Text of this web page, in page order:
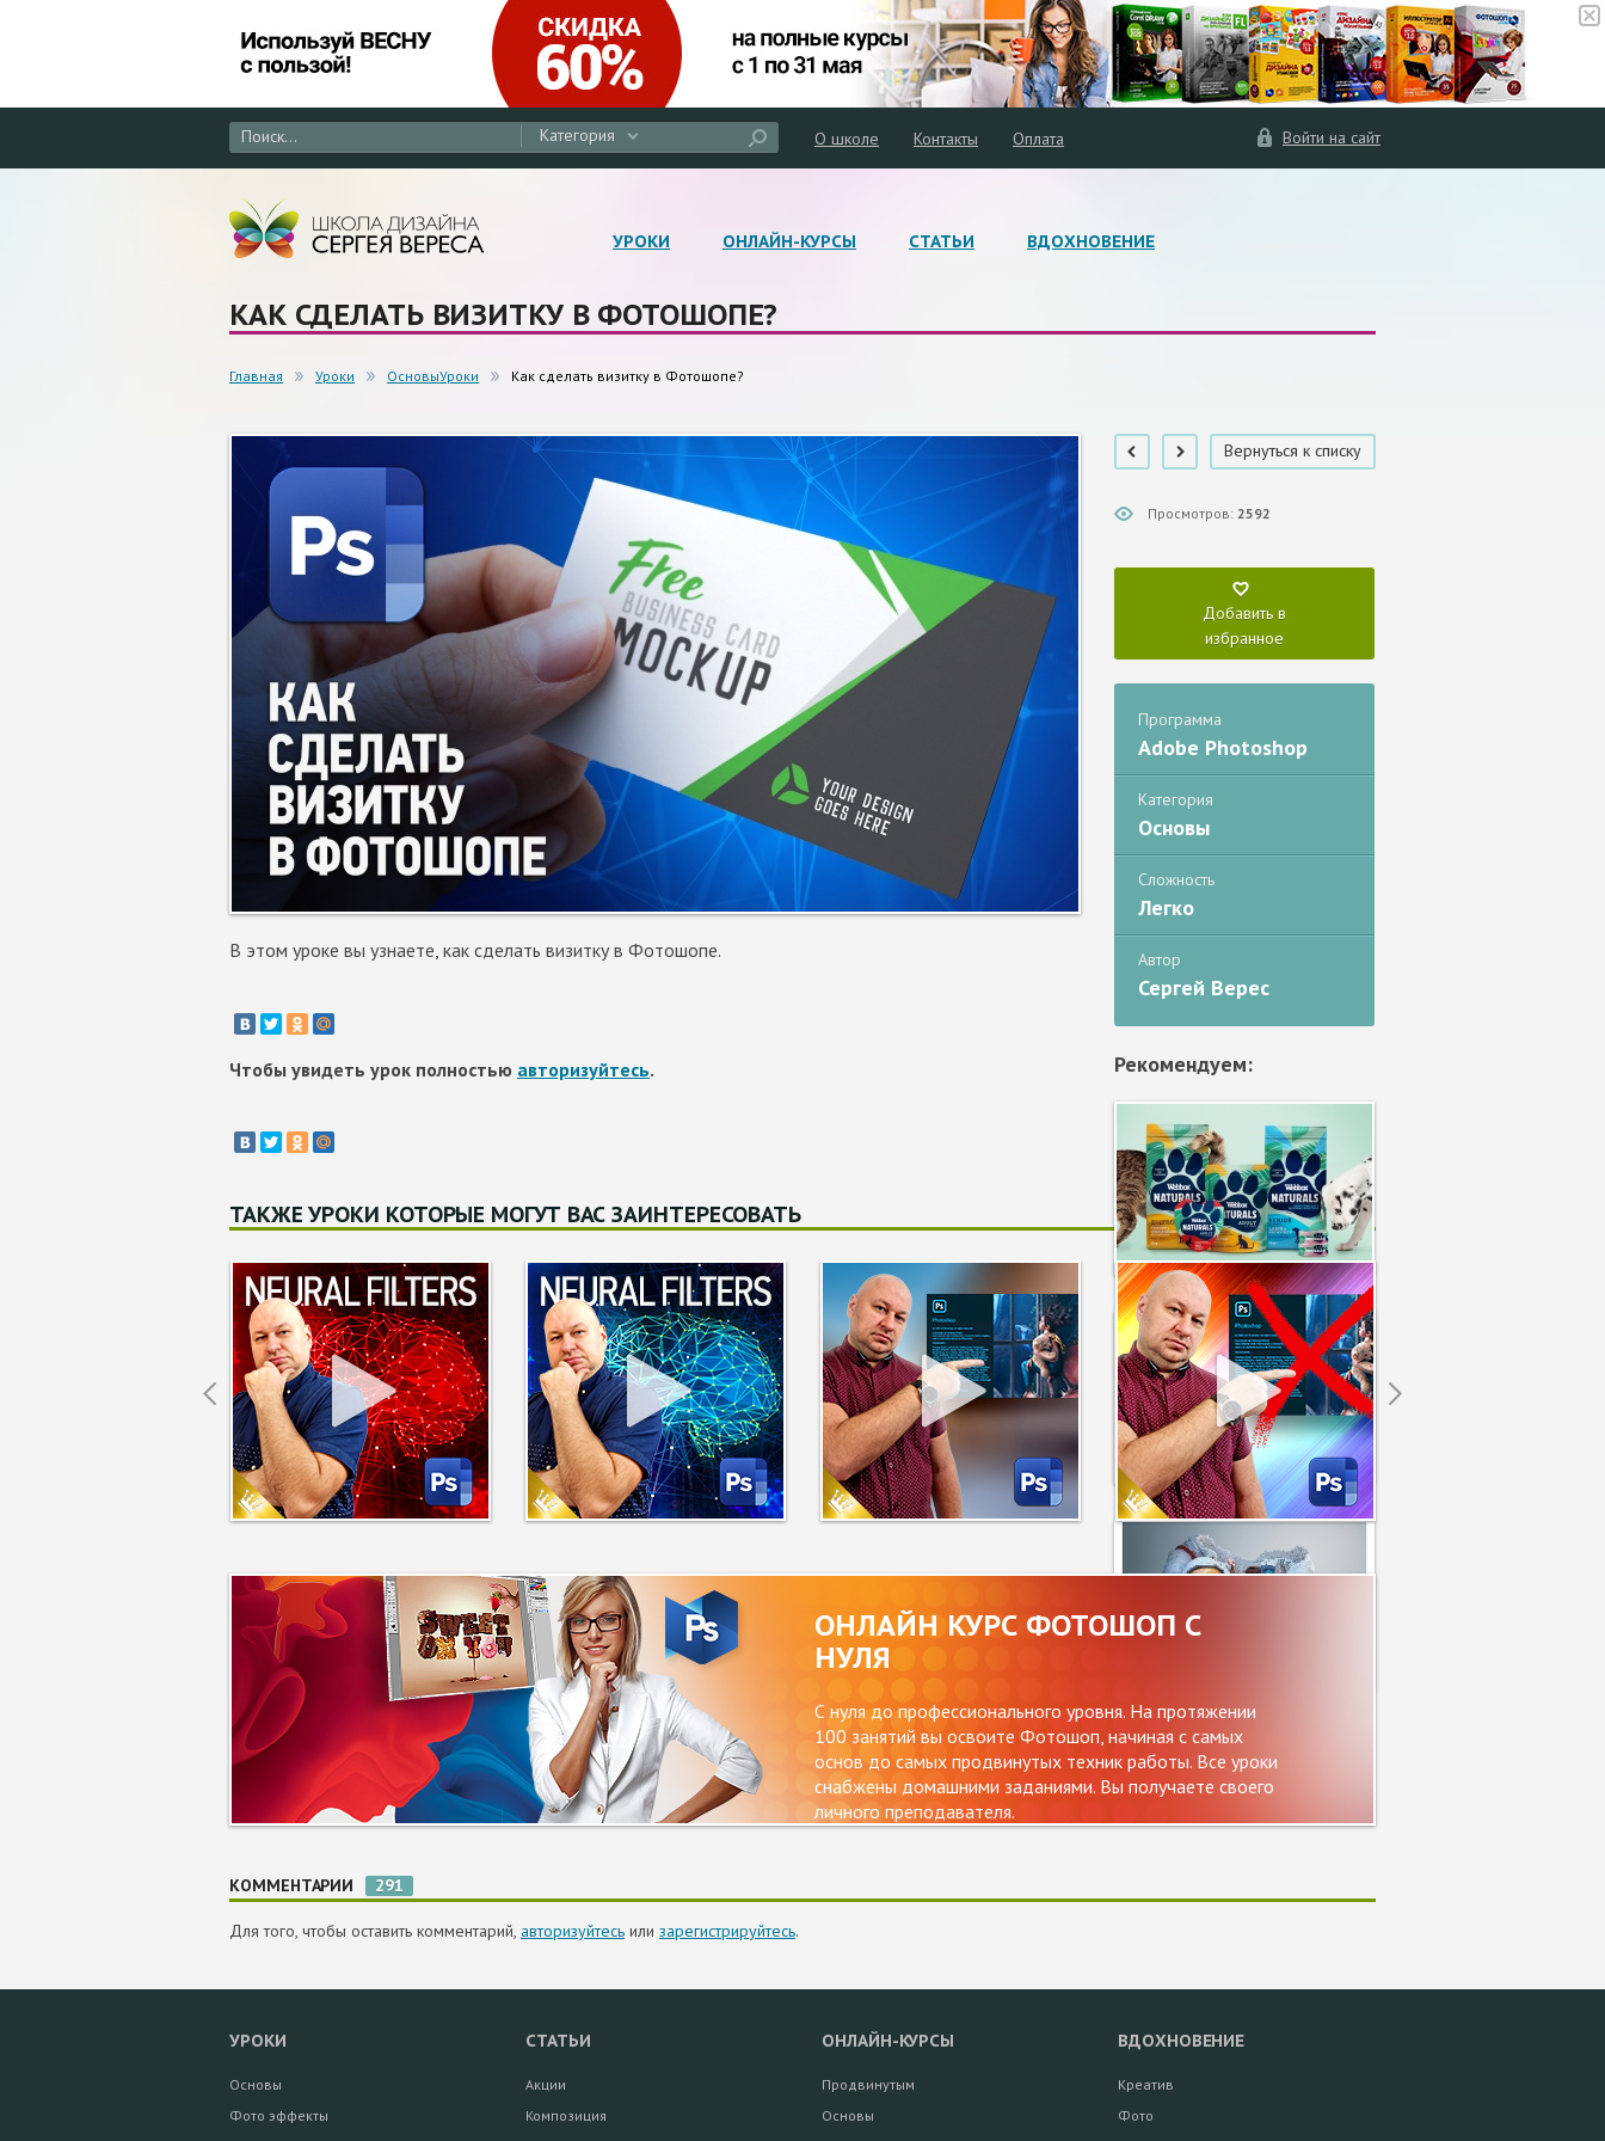
Войти на сайт
Категория О школе Контакты Оплата
УРОКИ ОНЛАЙН-КУРСЫ СТАТЬИ ВДОХНОВЕНИЕ
КАК СДЕЛАТЬ ВИЗИТКУ В ФОТОШОПЕ?
Главная Уроки ОсновыУроки Как сделать визитку в Фотошопе?
В этом уроке вы узнаете, как сделать визитку в Фотошопе.
Чтобы увидеть урок полностью авторизуйтесь.
Вернуться к списку
Просмотров: 2592
Добавить в
избранное
Программа
Adobe Photoshop
Категория
Основы
Сложность
Легко
Автор
Сергей Верес
Рекомендуем:
3085
2574
ТАКЖЕ УРОКИ КОТОРЫЕ МОГУТ ВАС ЗАИНТЕРЕСОВАТЬ
Prev
ОНЛАЙН КУРС ФОТОШОП С
НУЛЯ
С нуля до профессионального уровня. На протяжении
100 занятий вы освоите Фотошоп, начиная с самых
основ до самых продвинутых техник работы. Все уроки
снабжены домашними заданиями. Вы получаете своего
личного преподавателя.
КОММЕНТАРИИ 291
Для того, чтобы оставить комментарий, авторизуйтесь или зарегистрируйтесь.
УРОКИ
Основы
Фото эффекты
СТАТЬИ
Акции
Композиция
ОНЛАЙН-КУРСЫ
Продвинутым
Основы
ВДОХНОВЕНИЕ
Креатив
Фото